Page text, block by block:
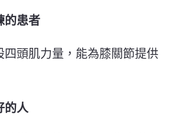
的患者
四頭肌力量，能為膝關節提供
的人